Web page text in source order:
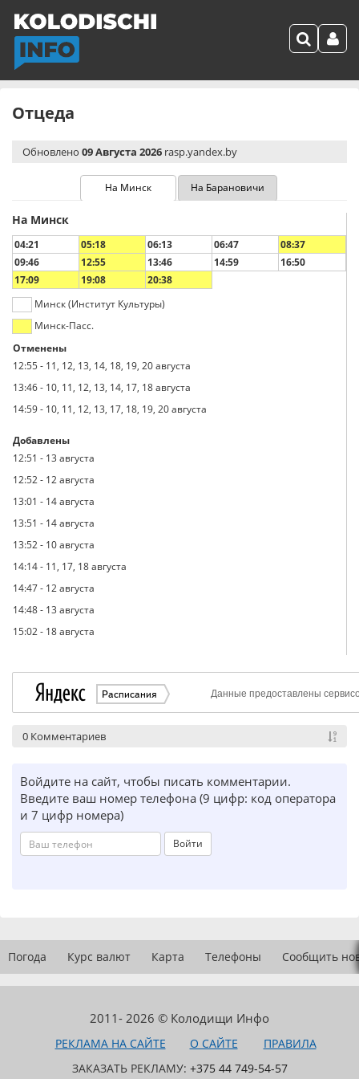
Отцеда
Обновлено 09 Августа 2026 rasp.yandex.by
На Минск На Барановичи
На Минск
04:21 05:18 06:13 06:47
08:37
09:46
12:55 13:46 14:59
16:50
17:09
19:08
20:38
Минск (Институт Культуры)
Минск-Пасс.
Отменены
12:55- 11, 12, 13, 14, 18, 19, 20 августа
13:46- 10, 11, 12, 13, 14, 17, 18 августа
14:59- 10, 11, 12, 13, 17, 18, 19, 20 августа
Добавлены
12:51 - 13 августа
12:52- 12 августа
13:01 - 14 августа
13:51 - 14 августа
13:52- 10 августа
14:14- 11, 17, 18 августа
14:47- 12 августа
14:48- 13 августа
15:02- 18 августа
0 Комментариев
Войдите на сайт, чтобы писать комментарии.
Введите ваш номер телефона (9 цифр: код оператора
и 7 цифр номера)
Войти
Погода Курс валют Карта Телефоны Сообщить
2011- 2026 © Колодищи Инфо
РЕКЛАМА НА САЙТЕ О САЙТЕ
ПРАВИЛА
ЗАКАЗАТЬ РЕКЛАМУ: +375 44 749-54-57